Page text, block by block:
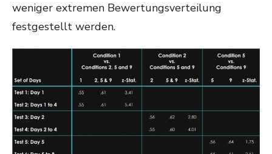
weniger extremen Bewertungsverteilung
festgestellt werden.